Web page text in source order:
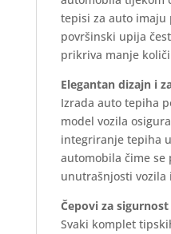
tepisi za auto
površinski upija
prikriva manje
Elegantan dizajn i
Izrada auto tepiha
model vozila
integriranje tepiha
automobila čime se
unutrašnjosti
Čepovi za
Svaki komplet